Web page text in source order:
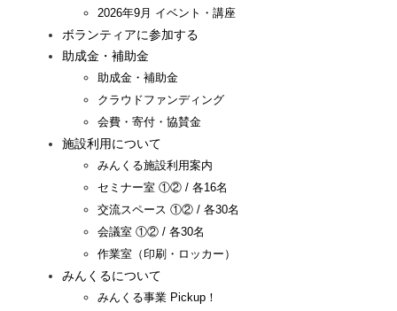
2026年9月 イベント・講座
ボランティアに参加する
助成金・補助金
助成金・補助金
クラウドファンディング
会費・寄付・協賛金
施設利用について
みんくる施設利用案内
セミナー室 ①② / 各16名
交流スペース ①② / 各30名
会議室 ①② / 各30名
作業室（印刷・ロッカー）
みんくるについて
みんくる事業 Pickup！